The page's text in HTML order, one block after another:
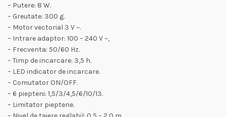
– Putere: 8 W.
– Greutate: 300 g.
– Motor vectorial 3 V ~.
– Intrare adaptor: 100 – 240 V ~,
– Frecventa: 50/60 Hz.
– Timp de incarcare: 3,5 h.
– LED indicator de incarcare.
– Comutator ON/OFF.
– 6 piepteni: 1,5/3/4,5/6/10/13.
– Limitator pieptene.